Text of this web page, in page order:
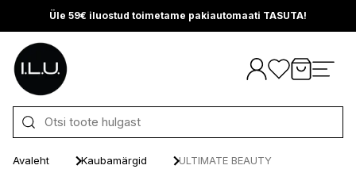
Üle 59€ iluostud toimetame pakiautomaati TASUTA!
Otse sisu juurde
Avaleht Kaubamärgid ULTIMATE BEAUTY